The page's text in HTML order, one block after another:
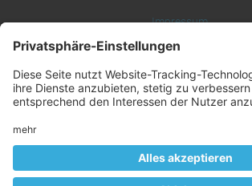
Impressum